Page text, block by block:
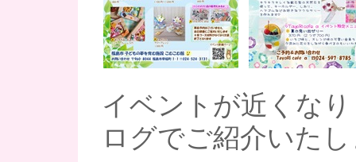
イベントが近くな
ログでご紹介いた